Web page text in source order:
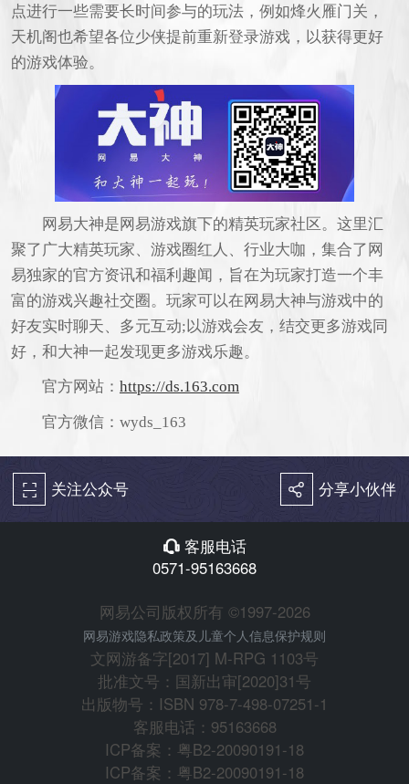
点进行一些需要长时间参与的玩法，例如烽火雁门关，
天机阁也希望各位少侠提前重新登录游戏，以获得更好
的游戏体验。
网易大神是网易游戏旗下的精英玩家社区。这里汇
聚了广大精英玩家、游戏圈红人、行业大咖，集合了网
易独家的官方资讯和福利趣闻，旨在为玩家打造一个丰
富的游戏兴趣社交圈。玩家可以在网易大神与游戏中的
好友实时聊天、多元互动;以游戏会友，结交更多游戏同
好，和大神一起发现更多游戏乐趣。
官方网站： https://ds.163.com
官方微信：wyds_163
򰀁 关注公众号 򰀂 分享小伙伴
򰀃 客服电话
0571-95163668
网易公司版权所有 ©1997-2026
网易游戏隐私政策及儿童个人信息保护规则
文网游备字[2017] M-RPG 1103号
批准文号：国新出审[2020]31号
出版物号：ISBN 978-7-498-07251-1
客服电话：95163668
ICP备案：粤B2-20090191-18
ICP备案：粤B2-20090191-18